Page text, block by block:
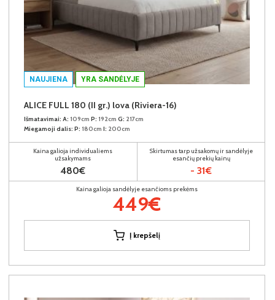
NAUJIENA YRA SANDĖLYJE
ALICE FULL 180 (II gr.) lova (Riviera-16)
Išmatavimai: A: 109cm P: 192cm G: 217cm
Miegamoji dalis: P: 180cm I: 200cm
Kaina galioja individualiems
užsakymams
480€
Skirtumas tarp užsakomų ir sandėlyje
esančių prekių kainų
- 31€
Kaina galioja sandėlyje esančioms prekėms
449€
Į krepšelį